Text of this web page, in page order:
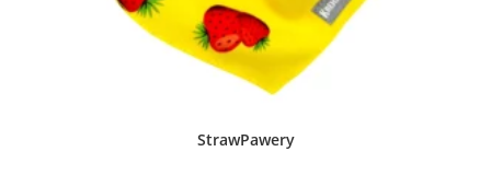
StrawPawery